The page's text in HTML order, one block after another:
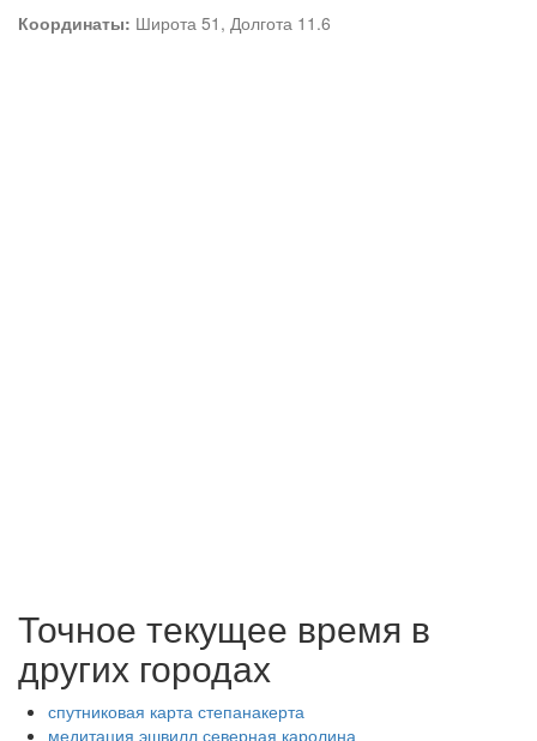
Координаты: Широта 51, Долгота 11.6
Точное текущее время в
других городах
спутниковая карта степанакерта
медитация эшвилл северная каролина